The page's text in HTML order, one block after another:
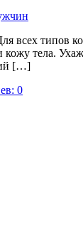
всех типов
тела.
[…]
0